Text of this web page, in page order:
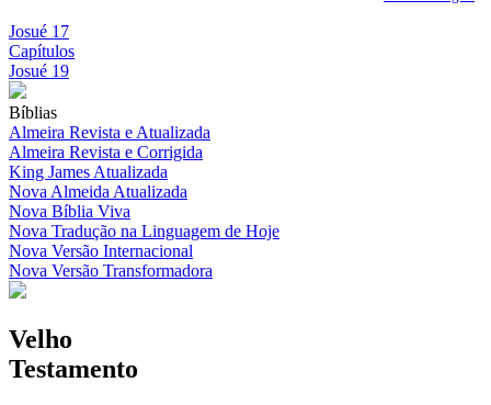
Josué 17
Capítulos
Josué 19
Bíblias
Almeira Revista e Atualizada
Almeira Revista e Corrigida
King James Atualizada
Nova Almeida Atualizada
Nova Bíblia Viva
Nova Tradução na Linguagem de Hoje
Nova Versão Internacional
Nova Versão Transformadora
Velho
Testamento